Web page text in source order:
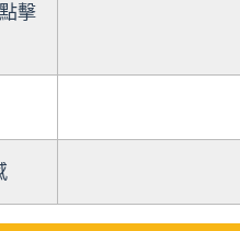
擊